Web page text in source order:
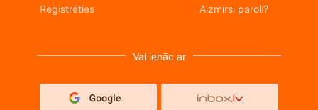
Reģistrēties Aizmirsi paroli?
Vai ienāc ar